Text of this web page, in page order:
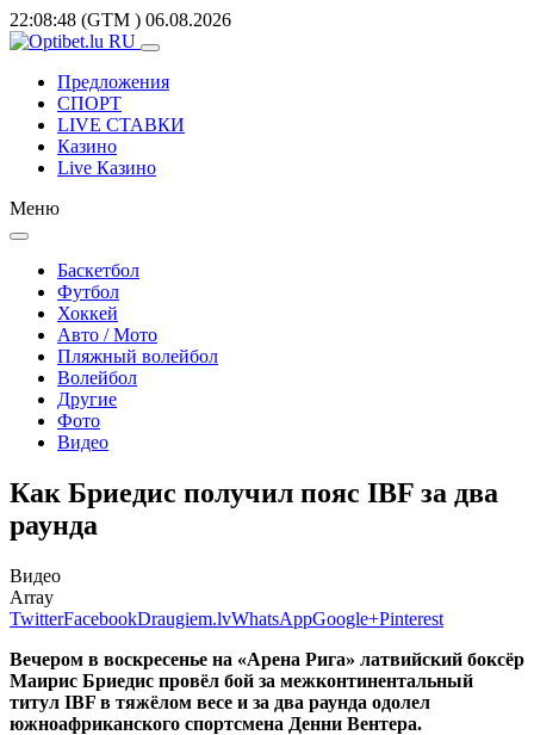
22:08:48 (GTM ) 06.08.2026
Предложения
СПОРТ
LIVE СТАВКИ
Казино
Live Казино
Меню
Баскетбол
Футбол
Хоккей
Авто / Мото
Пляжный волейбол
Волейбол
Другие
Фото
Видео
Как Бриедис получил пояс IBF за два
раунда
Видео
Array
TwitterFacebookDraugiem.lvWhatsAppGoogle+Pinterest
Вечером в воскресенье на «Арена Рига» латвийский боксёр
Маирис Бриедис провёл бой за межконтинентальный
титул IBF в тяжёлом весе и за два раунда одолел
южноафриканского спортсмена Денни Вентера.